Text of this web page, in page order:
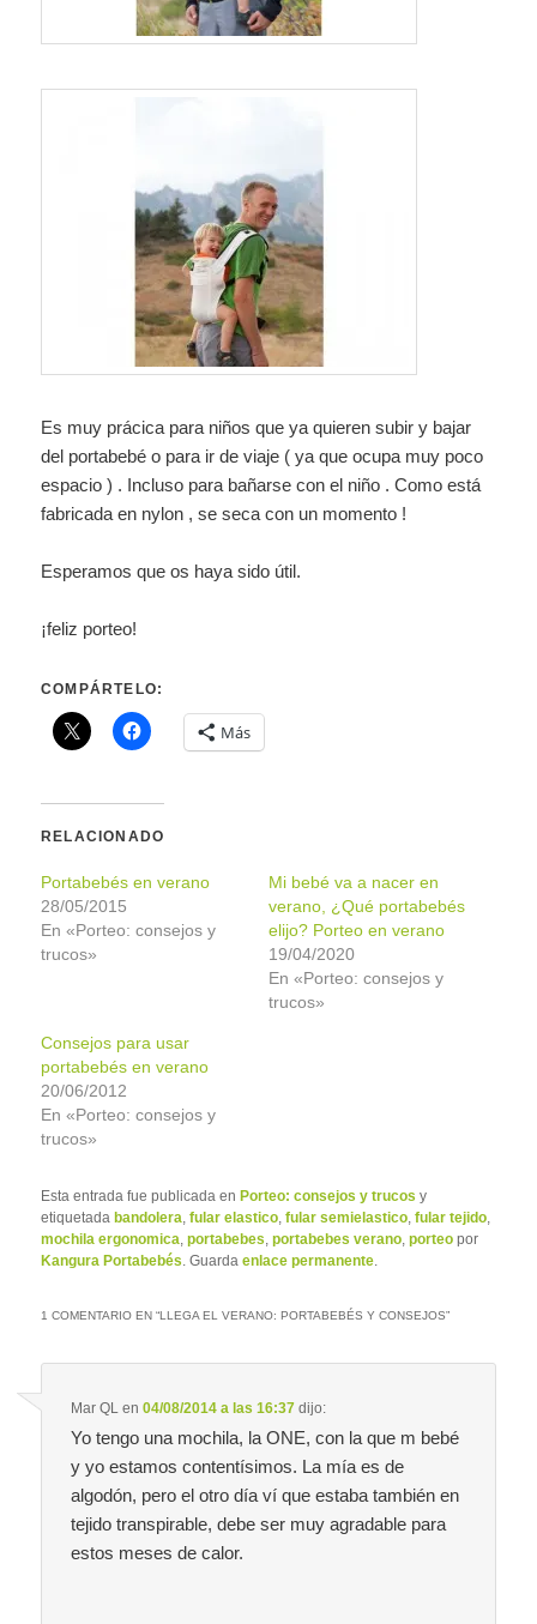
Es muy prácica para niños que ya quieren subir y bajar
del portabebé o para ir de viaje ( ya que ocupa muy poco
espacio ) . Incluso para bañarse con el niño . Como está
fabricada en nylon , se seca con un momento !
Esperamos que os haya sido útil.
¡feliz porteo!
COMPÁRTELO:
Más
RELACIONADO
Portabebés en verano
28/05/2015
En «Porteo: consejos y
trucos»
Mi bebé va a nacer en
verano, ¿Qué portabebés
elijo? Porteo en verano
19/04/2020
En «Porteo: consejos y
trucos»
Consejos para usar
portabebés en verano
20/06/2012
En «Porteo: consejos y
trucos»
Esta entrada fue publicada enPorteo: consejos y trucos y
etiquetadabandolera ,fular elastico ,fular semielastico ,fular tejido
mochila ergonomica ,portabebes ,portabebes verano ,porteo por
Kangura Portabebés . Guardaenlace permanente
1 COMENTARIO EN “LLEGA EL VERANO: PORTABEBÉS Y CONSEJOS”
Mar QL en04/08/2014 a las 16:37 dijo:
Yo tengo una mochila, la ONE, con la que m bebé
y yo estamos contentísimos. La mía es de
algodón, pero el otro día ví que estaba también en
tejido transpirable, debe ser muy agradable para
estos meses de calor.